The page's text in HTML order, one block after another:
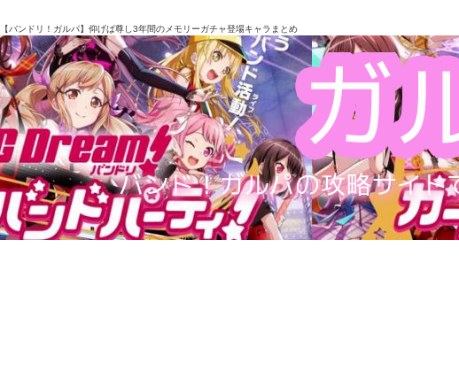
【バンドリ！ガルパ】仰げば尊し3年間のメモリーガチャ登場キャラまとめ